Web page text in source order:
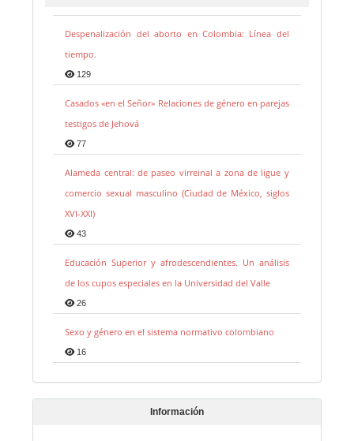
Despenalización del aborto en Colombia: Línea del
tiempo.
129
Casados «en el Señor» Relaciones de género en parejas
testigos de Jehová
77
Alameda central: de paseo virreinal a zona de ligue y
comercio sexual masculino (Ciudad de México, siglos
XVI-XXI)
43
Educación Superior y afrodescendientes. Un análisis
de los cupos especiales en la Universidad del Valle
26
Sexo y género en el sistema normativo colombiano
16
Información